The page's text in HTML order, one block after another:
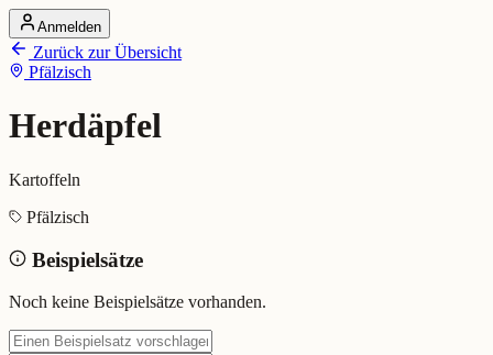
Startseite
Alle Dialekte
Dialekte vergleichen
Dialekt-Karte
Ranking
Herdäpfel (Pfälzisch)
Bedeutung: Kartoffeln
Eingereicht von: Mundwerk Team
Anmelden
Zurück zur Übersicht
Pfälzisch
Herdäpfel
Kartoffeln
Pfälzisch
Beispielsätze
Noch keine Beispielsätze vorhanden.